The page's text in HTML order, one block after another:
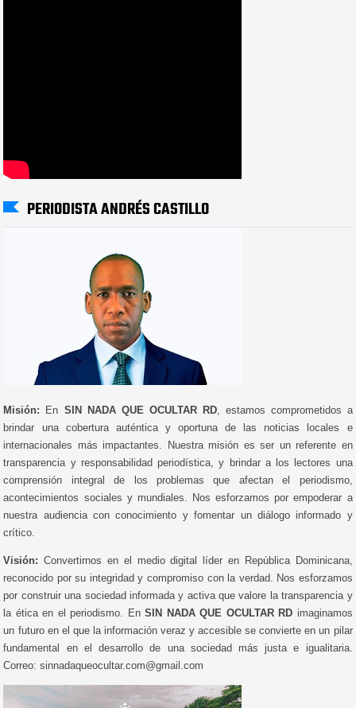
PERIODISTA ANDRÉS CASTILLO
Misión: En SIN NADA QUE OCULTAR RD, estamos comprometidos a
brindar una cobertura auténtica y oportuna de las noticias locales e
internacionales más impactantes. Nuestra misión es ser un referente en
transparencia y responsabilidad periodística, y brindar a los lectores una
comprensión integral de los problemas que afectan el periodismo,
acontecimientos sociales y mundiales. Nos esforzamos por empoderar a
nuestra audiencia con conocimiento y fomentar un diálogo informado y
crítico.
Visión: Convertirnos en el medio digital líder en República Dominicana,
reconocido por su integridad y compromiso con la verdad. Nos esforzamos
por construir una sociedad informada y activa que valore la transparencia y
la ética en el periodismo. EnSIN NADA QUE OCULTAR RD imaginamos
un futuro en el que la información veraz y accesible se convierte en un pilar
fundamental en el desarrollo de una sociedad más justa e igualitaria.
Correo: sinnadaqueocultar.com@gmail.com